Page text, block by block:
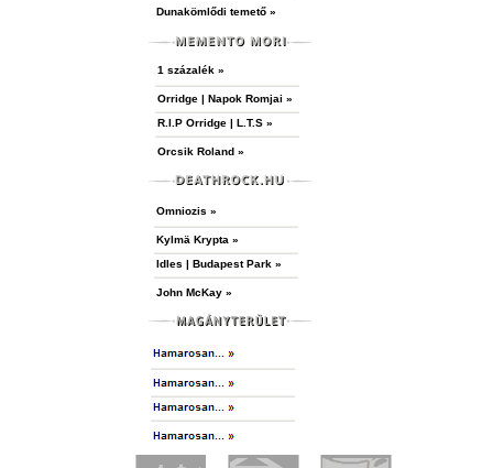
Dunakömlődi temető »
1 százalék »
Orridge | Napok Romjai »
R.I.P Orridge | L.T.S »
Orcsik Roland »
Omniozis »
Kylmä Krypta »
Idles | Budapest Park »
John McKay »